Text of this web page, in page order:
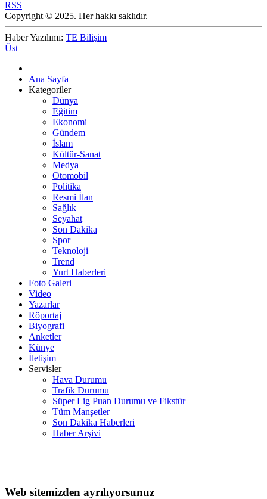
RSS
Copyright © 2025. Her hakkı saklıdır.
Haber Yazılımı: TE Bilişim
Üst
Ana Sayfa
Kategoriler
Dünya
Eğitim
Ekonomi
Gündem
İslam
Kültür-Sanat
Medya
Otomobil
Politika
Resmi İlan
Sağlık
Seyahat
Son Dakika
Spor
Teknoloji
Trend
Yurt Haberleri
Foto Galeri
Video
Yazarlar
Röportaj
Biyografi
Anketler
Künye
İletişim
Servisler
Hava Durumu
Trafik Durumu
Süper Lig Puan Durumu ve Fikstür
Tüm Manşetler
Son Dakika Haberleri
Haber Arşivi
Web sitemizden ayrılıyorsunuz